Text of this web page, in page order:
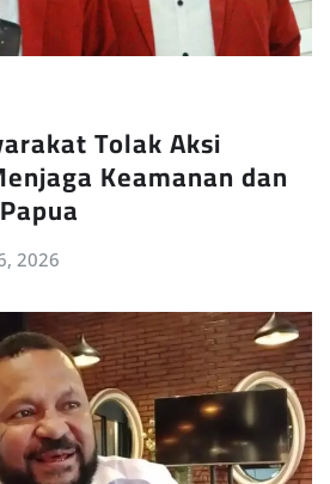
Tolak Aksi
Keamanan dan
2026